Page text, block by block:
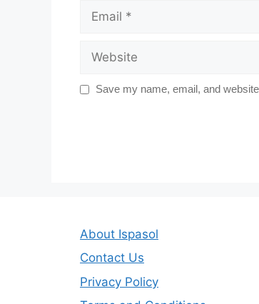
Email
Website
Save my name, email, and
About Ispasol
Contact Us
Privacy Policy